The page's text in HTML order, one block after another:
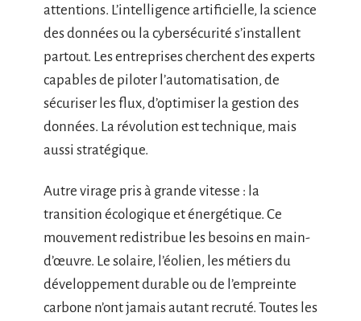
attentions. L’intelligence artificielle, la science
des données ou la cybersécurité s’installent
partout. Les entreprises cherchent des experts
capables de piloter l’automatisation, de
sécuriser les flux, d’optimiser la gestion des
données. La révolution est technique, mais
aussi stratégique.
Autre virage pris à grande vitesse : la
transition écologique et énergétique. Ce
mouvement redistribue les besoins en main-
d’œuvre. Le solaire, l’éolien, les métiers du
développement durable ou de l’empreinte
carbone n’ont jamais autant recruté. Toutes les